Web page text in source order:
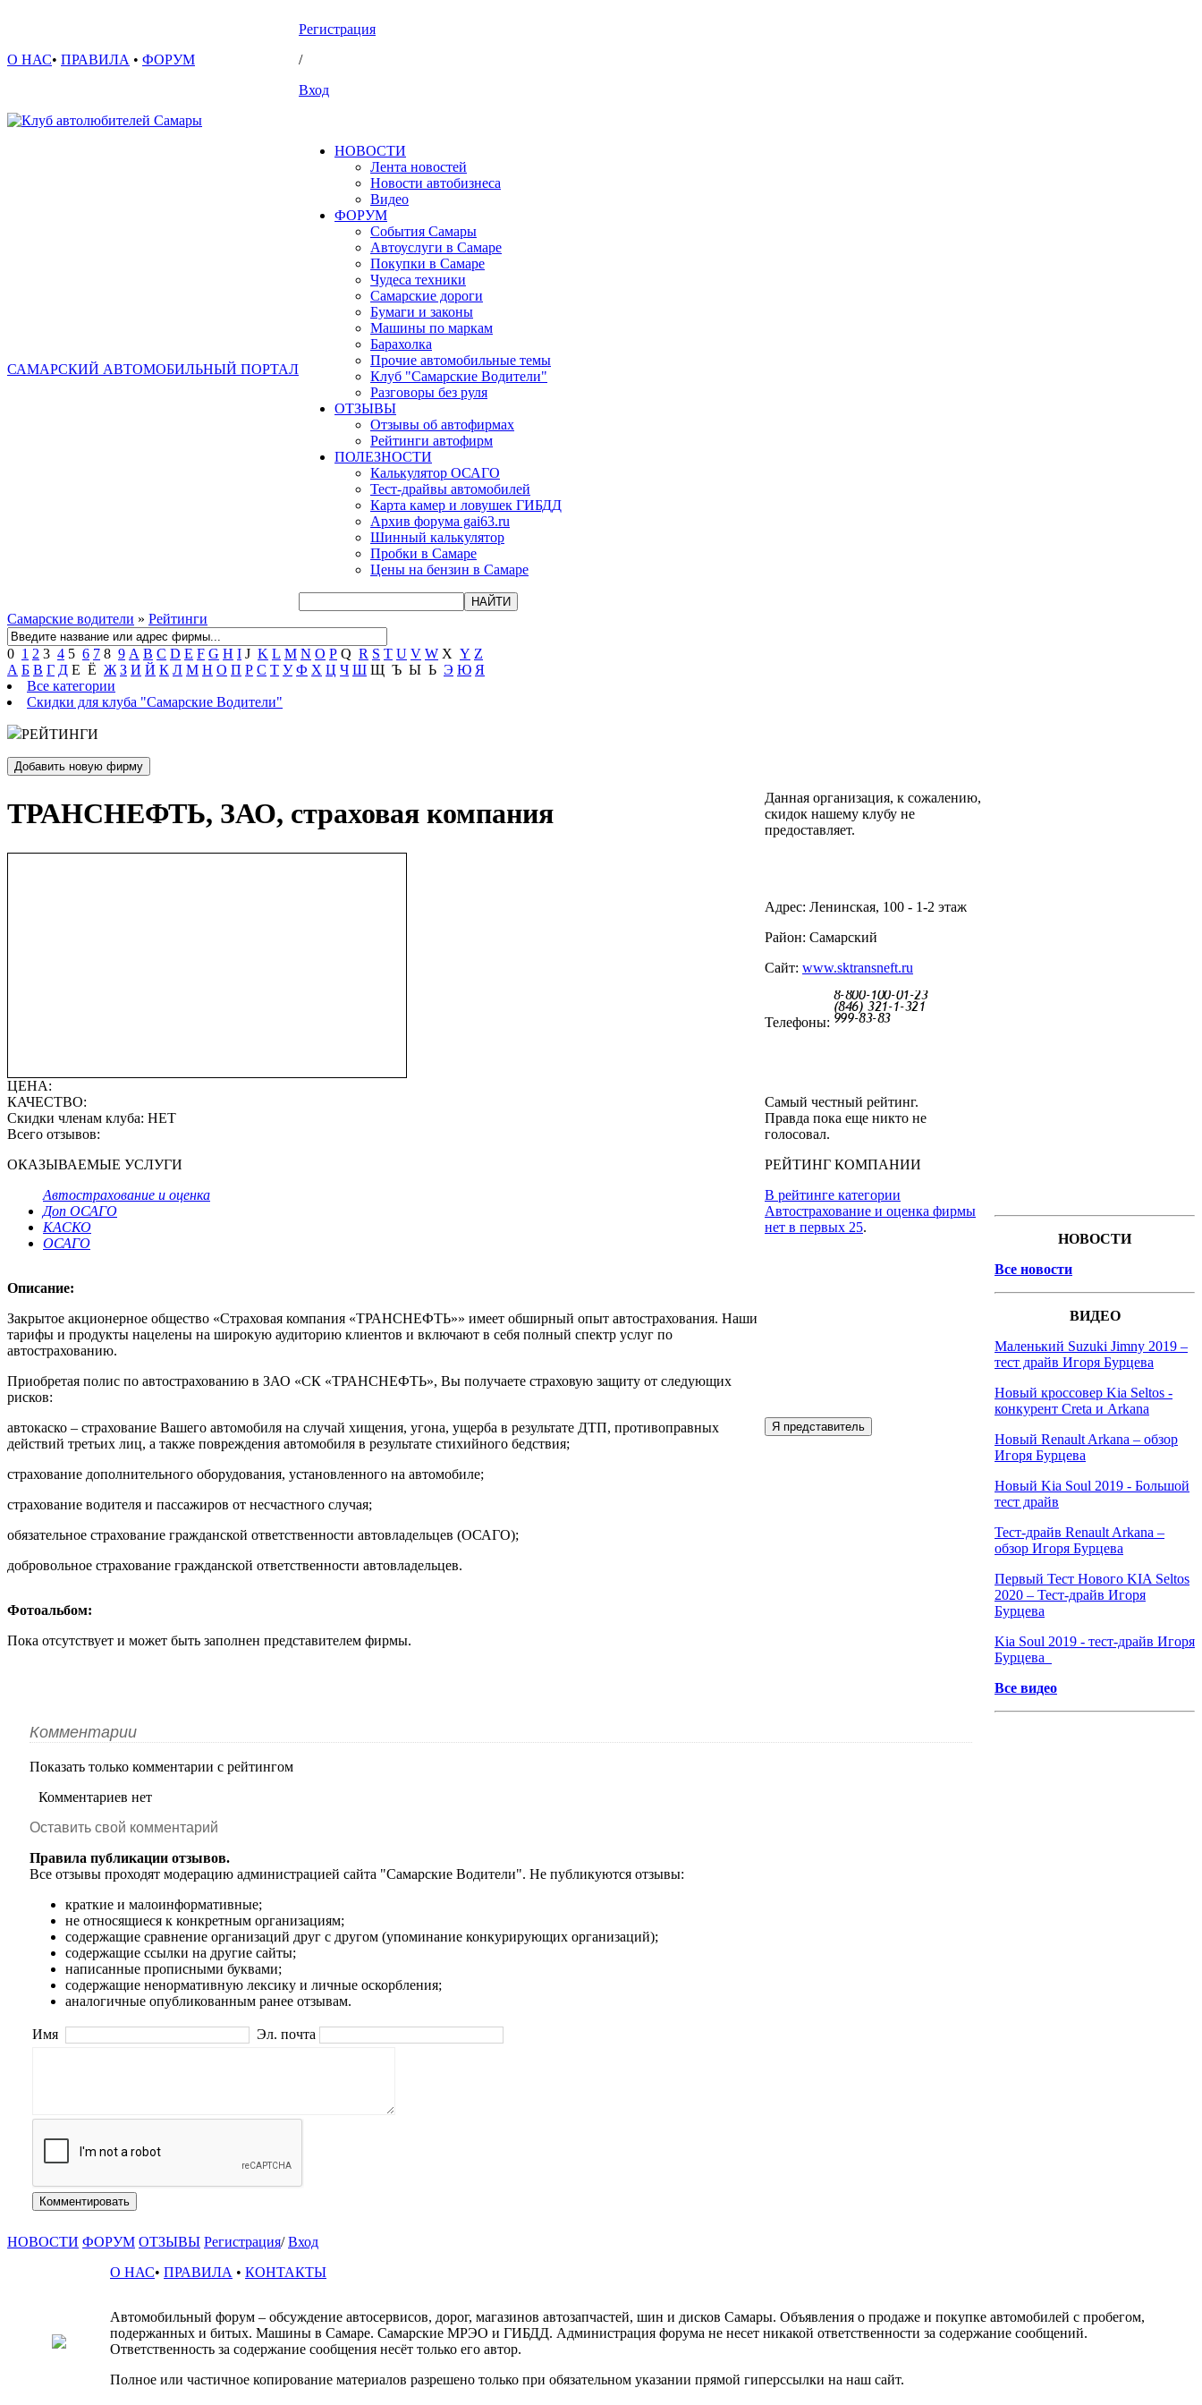
О НАС• ПРАВИЛА • ФОРУМ
Регистрация
/
Вход
САМАРСКИЙ АВТОМОБИЛЬНЫЙ ПОРТАЛ
НОВОСТИ
Лента новостей
Новости автобизнеса
Видео
ФОРУМ
События Самары
Автоуслуги в Самаре
Покупки в Самаре
Чудеса техники
Самарские дороги
Бумаги и законы
Машины по маркам
Барахолка
Прочие автомобильные темы
Клуб "Самарские Водители"
Разговоры без руля
ОТЗЫВЫ
Отзывы об автофирмах
Рейтинги автофирм
ПОЛЕЗНОСТИ
Калькулятор ОСАГО
Тест-драйвы автомобилей
Карта камер и ловушек ГИБДД
Архив форума gai63.ru
Шинный калькулятор
Пробки в Самаре
Цены на бензин в Самаре
Самарские водители » Рейтинги
0 1 2 3 4 5 6 7 8 9 A B C D E F G H I J K L M N O P Q R S T U V W X Y Z
А Б В Г Д Е Ё Ж З И Й К Л М Н О П Р С Т У Ф Х Ц Ч Ш Щ Ъ Ы Ь Э Ю Я
Все категории
Скидки для клуба "Самарские Водители"
РЕЙТИНГИ
Добавить новую фирму
ТРАНСНЕФТЬ, ЗАО, страховая компания
Данная организация, к сожалению,
скидок нашему клубу не
предоставляет.
Адрес: Ленинская, 100 - 1-2 этаж
Район: Самарский
Сайт: www.sktransneft.ru
Телефоны:
ЦЕНА:
КАЧЕСТВО:
Скидки членам клуба: НЕТ
Всего отзывов:
Самый честный рейтинг.
Правда пока еще никто не
голосовал.
ОКАЗЫВАЕМЫЕ УСЛУГИ
Автострахование и оценка
Доп ОСАГО
КАСКО
ОСАГО
РЕЙТИНГ КОМПАНИИ
В рейтинге категории
Автострахование и оценка фирмы
нет в первых 25.
Описание:
Закрытое акционерное общество «Страховая компания «ТРАНСНЕФТЬ»» имеет обширный опыт автострахования. Наши
тарифы и продукты нацелены на широкую аудиторию клиентов и включают в себя полный спектр услуг по
автострахованию.
Приобретая полис по автострахованию в ЗАО «СК «ТРАНСНЕФТЬ», Вы получаете страховую защиту от следующих
рисков:
автокаско – страхование Вашего автомобиля на случай хищения, угона, ущерба в результате ДТП, противоправных
действий третьих лиц, а также повреждения автомобиля в результате стихийного бедствия;
страхование дополнительного оборудования, установленного на автомобиле;
страхование водителя и пассажиров от несчастного случая;
обязательное страхование гражданской ответственности автовладельцев (ОСАГО);
добровольное страхование гражданской ответственности автовладельцев.
Я представитель
Фотоальбом:
Пока отсутствует и может быть заполнен представителем фирмы.
НОВОСТИ
Все новости
ВИДЕО
Маленький Suzuki Jimny 2019 –
тест драйв Игоря Бурцева
Новый кроссовер Kia Seltos -
конкурент Creta и Arkana
Новый Renault Arkana – обзор
Игоря Бурцева
Новый Kia Soul 2019 - Большой
тест драйв
Тест-драйв Renault Arkana –
обзор Игоря Бурцева
Первый Тест Нового KIA Seltos
2020 – Тест-драйв Игоря
Бурцева
Kia Soul 2019 - тест-драйв Игоря
Бурцева
Все видео
Комментарии
Показать только комментарии с рейтингом
Комментариев нет
Оставить свой комментарий
Правила публикации отзывов.
Все отзывы проходят модерацию администрацией сайта "Самарские Водители". Не публикуются отзывы:
краткие и малоинформативные;
не относящиеся к конкретным организациям;
содержащие сравнение организаций друг с другом (упоминание конкурирующих организаций);
содержащие ссылки на другие сайты;
написанные прописными буквами;
содержащие ненормативную лексику и личные оскорбления;
аналогичные опубликованным ранее отзывам.
Имя Эл. почта
Комментировать
НОВОСТИ ФОРУМ ОТЗЫВЫ Регистрация/ Вход
О НАС• ПРАВИЛА • КОНТАКТЫ
Автомобильный форум – обсуждение автосервисов, дорог, магазинов автозапчастей, шин и дисков Самары. Объявления о продаже и покупке автомобилей с пробегом,
подержанных и битых. Машины в Самаре. Самарские МРЭО и ГИБДД. Администрация форума не несет никакой ответственности за содержание сообщений.
Ответственность за содержание сообщения несёт только его автор.
Полное или частичное копирование материалов разрешено только при обязательном указании прямой гиперссылки на наш сайт.